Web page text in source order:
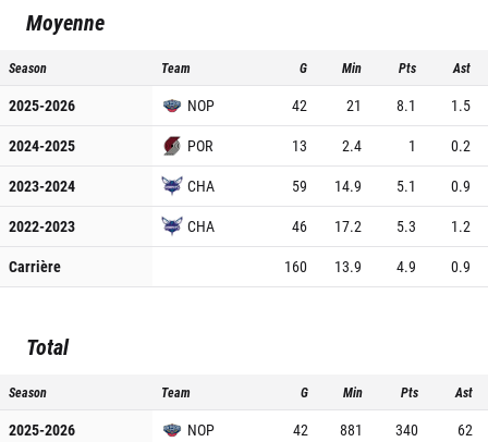
Moyenne
Season Team G Min Pts Ast
2025-2026 NOP 42 21 8.1
1.5
2024-2025
POR 13 2.4 1
0.2
2023-2024
CHA 59 14.9 5.1
0.9
2022-2023
CHA 46 17.2 5.3
1.2
Carrière
160 13.9 4.9 0.9
Total
Season Team G Min Pts Ast
2025-2026 NOP 42 881 340
62